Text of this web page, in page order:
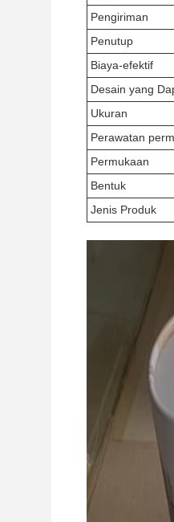
Pengiriman
Penutup
Biaya-efektif
Desain yang
Ukuran
Perawatan
Permukaan
Bentuk
Jenis Produk